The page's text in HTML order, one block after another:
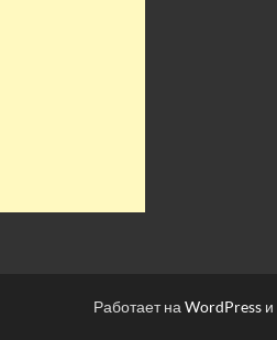
Работает на WordPress и